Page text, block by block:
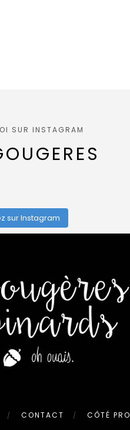
SUR INSTAGRAM
sur Instagram
CONTACT CÔTÉ PRO